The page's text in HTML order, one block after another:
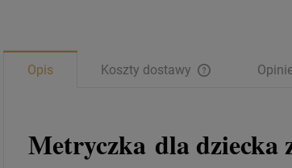
Obraz Jezus Miłosierny
- Jezu Ufam Tobie
DO KOSZYKA
Kardynał Stefan
Wyszyński
-
e
Opis Koszty dostawy
Metryczka dla dziecka